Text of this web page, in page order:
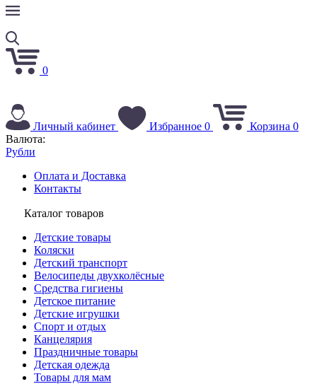
0
Личный кабинет Избранное 0 Корзина 0
Валюта:
Рубли
Оплата и Доставка
Контакты
Каталог товаров
Детские товары
Коляски
Детский транспорт
Велосипеды двухколёсные
Средства гигиены
Детское питание
Детские игрушки
Спорт и отдых
Канцелярия
Праздничные товары
Детская одежда
Товары для мам